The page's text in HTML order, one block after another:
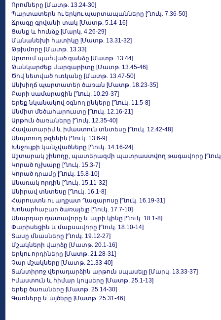
Որոմները [Մատթ. 13.24-30]
Պարտատերն ու երկու պարտապանները [Ղուկ. 7.36-50]
Ճրագը գրվանի տակ [Մատթ. 5.14-16]
Ցանք և հունձք [Մարկ. 4.26-29]
Մանանեխի հատիկը [Մատթ. 13.31-32]
Թթխմորը [Մատթ. 13.33]
Արտում պահված գանձը [Մատթ. 13.44]
Թանկարժեք մարգարիտը [Մատթ. 13.45-46]
Ծով նետված ուռկանը [Մատթ. 13.47-50]
Անխիղճ պարտատեր ծառան [Մատթ. 18.23-35]
Բարի սամարացին [Ղուկ. 10.29-37]
Երեք նկանակով օգնող ընկերը [Ղուկ. 11.5-8]
Անմիտ մեծահարուստը [Ղուկ. 12.16-21]
Արթուն ծառաները [Ղուկ. 12.35-40]
Հավատարիմ և իմաստուն տնտեսը [Ղուկ. 12.42-48]
Անպտուղ թզենին [Ղուկ. 13.6-9]
Խնջույքի կանչվածները [Ղուկ. 14.16-24]
Աշտարակ շինողը, պատերազմի պատրաստվող թագավորը [Ղուկ.
Կորած ոչխարը [Ղուկ. 15.3-7]
Կորած դրամը [Ղուկ. 15.8-10]
Անառակ որդին [Ղուկ. 15.11-32]
Անիրավ տնտեսը [Ղուկ. 16.1-8]
Հարուստն ու աղքատ Ղազարոսը [Ղուկ. 16.19-31]
Խոնարհաբար ծառայելը [Ղուկ. 17.7-10]
Անարդար դատավորը և այրի կինը [Ղուկ. 18.1-8]
Փարիսեցին և մաքսավորը [Ղուկ. 18.10-14]
Տասը մնասները [Ղուկ. 19.12-27]
Մշակների վարձը [Մատթ. 20.1-16]
Երկու որդիները [Մատթ. 21.28-31]
Չար մշակները [Մատթ. 21.33-40]
Տանտիրոջ վերադարձին արթուն սպասելը [Մարկ. 13.33-37]
Իմաստուն և հիմար կույսերը [Մատթ. 25.1-13]
Երեք ծառաները [Մատթ. 25.14-30]
Գառները և այծերը [Մատթ. 25.31-46]